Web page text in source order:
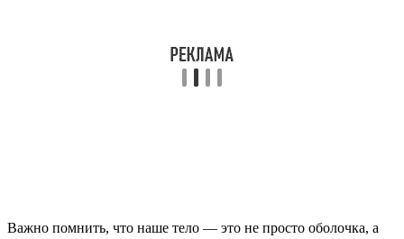
Важно помнить, что наше тело — это не просто оболочка, а